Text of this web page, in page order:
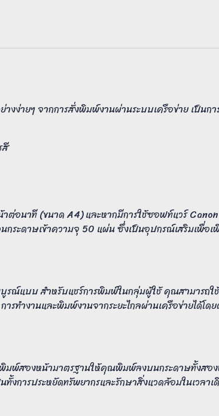
งง่ายๆ จากการสั่งพิมพ์งานผ่านระบบเครือข่าย เป็น
สี
าต่อนาที (ขนาด A4) และหากมีการใช้ซอฟท์แวร์
ระดาษเข้าความจุ 50 แผ่น ซึ่งเป็นอุปกรณ์เสริมเพื่อ
รณ์แบบ สำหรับแชร์การพิมพ์ในกลุ่มผู้ใช้ คุณสามารถใ
ำงานและพิมพ์งานจากระยะไกลผ่านเครือข่ายได้โดย
พิมพ์สองหน้ามาตรฐานให้คุณพิมพ์ลงบนกระดาษทั้งสอ
การประหยัดทรัพยากรและรักษาสิ่งแวดล้อมในเวลาเ